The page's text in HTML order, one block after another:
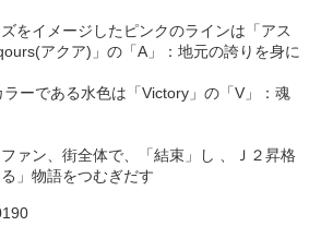
をイメージしたピンクのラインは「アス
アクア)」の「A」：地元の誇りを身に
ラーである水色は「Victory」の「V」：魂
ァン、街全体で、「結束」し 、Ｊ２昇格
」物語をつむぎだす